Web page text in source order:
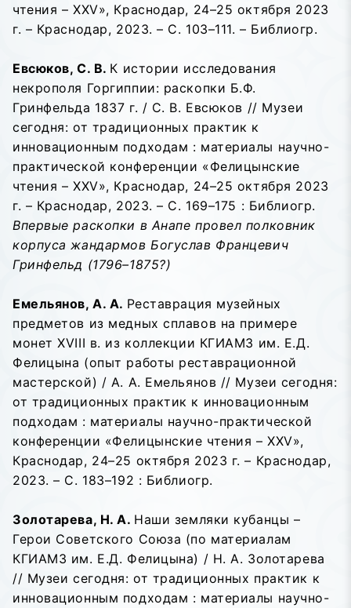
чтения – XXV», Краснодар, 24–25 октября 2023
г. – Краснодар, 2023. – С. 103–111. – Библиогр.
Евсюков, С. В. К истории исследования
некрополя Горгиппии: раскопки Б.Ф.
Гринфельда 1837 г. / С. В. Евсюков // Музеи
сегодня: от традиционных практик к
инновационным подходам : материалы научно-
практической конференции «Фелицынские
чтения – XXV», Краснодар, 24–25 октября 2023
г. – Краснодар, 2023. – С. 169–175 : Библиогр.
Впервые раскопки в Анапе провел полковник
корпуса жандармов Богуслав Францевич
Гринфельд (1796–1875?)
Емельянов, А. А. Реставрация музейных
предметов из медных сплавов на примере
монет XVIII в. из коллекции КГИАМЗ им. Е.Д.
Фелицына (опыт работы реставрационной
мастерской) / А. А. Емельянов // Музеи сегодня:
от традиционных практик к инновационным
подходам : материалы научно-практической
конференции «Фелицынские чтения – XXV»,
Краснодар, 24–25 октября 2023 г. – Краснодар,
2023. – С. 183–192 : Библиогр.
Золотарева, Н. А. Наши земляки кубанцы –
Герои Советского Союза (по материалам
КГИАМЗ им. Е.Д. Фелицына) / Н. А. Золотарева
// Музеи сегодня: от традиционных практик к
инновационным подходам : материалы научно-